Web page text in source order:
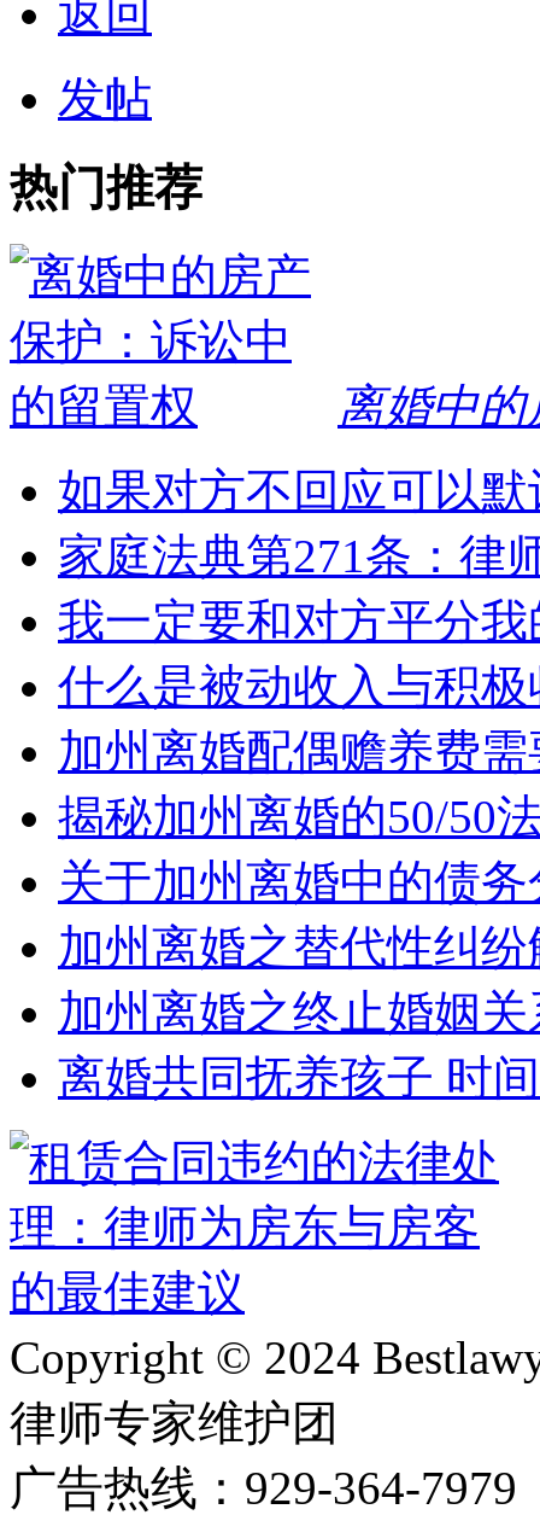
返回
发帖
热门推荐
离婚中
如果对方不回应可以
家庭法典第271条：律
我一定要和对方平分
什么是被动收入与积
加州离婚配偶赡养费
揭秘加州离婚的50/50
关于加州离婚中的债
加州离婚之替代性纠
加州离婚之终止婚姻关
离婚共同抚养孩子 时
Copyright © 2024
律师专家维护团
广告热线：929-364-